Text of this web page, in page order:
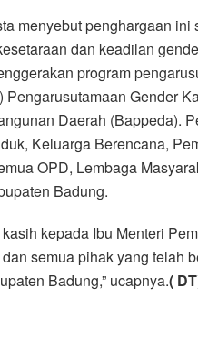
menyebut penghargaan
dan keadilan
program
Gender
Daerah (Bappeda).
Keluarga Berencana,
OPD, Lembaga
Badung.
kepada Ibu Menteri
semua pihak yang telah
Badung,” ucapnya.( DT